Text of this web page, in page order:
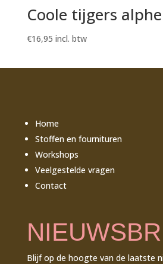
Coole tijgers
€16,95 incl. btw
Home
Stoffen en fournituren
Workshops
Veelgestelde vragen
Contact
Blijf op de hoogte van de laatste